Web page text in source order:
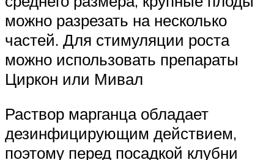
можно разрезать на несколько
частей. Для стимуляции роста
можно использовать препараты
Циркон или Мивал
Раствор марганца обладает
дезинфицирующим действием,
поэтому перед посадкой клубни